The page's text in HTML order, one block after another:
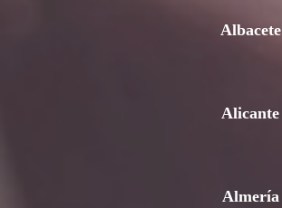
Albacete
Alicante
Almería